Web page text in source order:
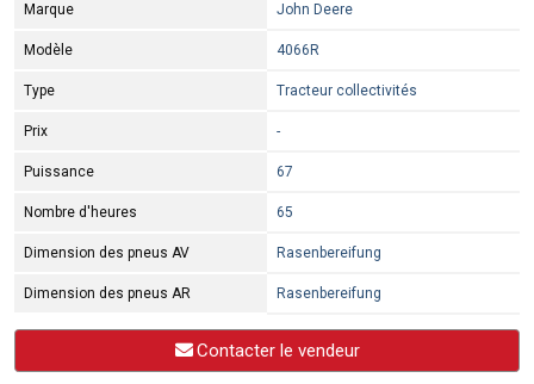
Marque John Deere
Modèle 4066R
Type Tracteur collectivités
Prix -
Puissance 67
Nombre d'heures 65
Dimension des pneus AV Rasenbereifung
Dimension des pneus AR Rasenbereifung
Contacter le vendeur